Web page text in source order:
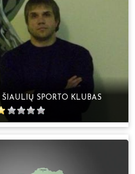
SPORTO KLUBAS